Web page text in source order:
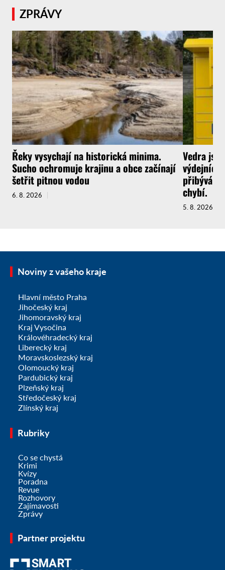
ZPRÁVY
Řeky vysychají na historická minima.
Sucho ochromuje krajinu a obce začínají
šetřit pitnou vodou
6. 8. 2026
Vedra
výdejních
přibývá a
chybí.
5. 8. 2026
Noviny z vašeho kraje
Hlavní město Praha
Jihočeský kraj
Jihomoravský kraj
Kraj Vysočina
Královéhradecký kraj
Liberecký kraj
Moravskoslezský kraj
Olomoucký kraj
Pardubický kraj
Plzeňský kraj
Středočeský kraj
Zlínský kraj
Rubriky
Co se chystá
Krimi
Kvízy
Poradna
Revue
Rozhovory
Zajímavosti
Zprávy
Partner projektu